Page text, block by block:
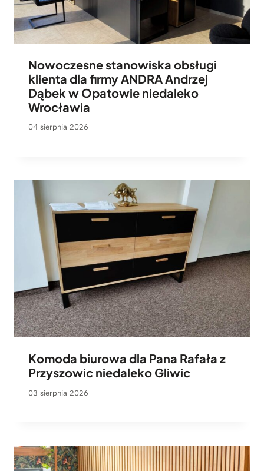
Nowoczesne stanowiska obsługi
klienta dla firmy ANDRA Andrzej
Dąbek w Opatowie niedaleko
Wrocławia
04 sierpnia 2026
Komoda biurowa dla Pana Rafała z
Przyszowic niedaleko Gliwic
03 sierpnia 2026